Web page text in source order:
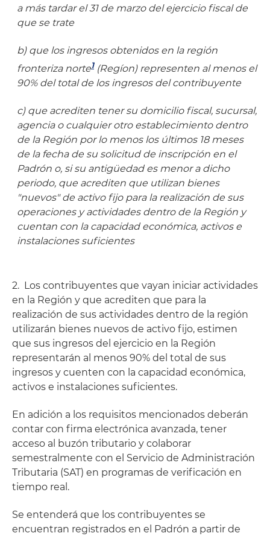
a más tardar el 31 de marzo del ejercicio fiscal de
que se trate
b) que los ingresos obtenidos en la región
fronteriza norte1(Regíon) representen al menos el
90% del total de los ingresos del contribuyente
c) que acrediten tener su domicilio fiscal, sucursal,
agencia o cualquier otro establecimiento dentro
de la Región por lo menos los últimos 18 meses
de la fecha de su solicitud de inscripción en el
Padrón o, si su antigüedad es menor a dicho
periodo, que acrediten que utilizan bienes
"nuevos" de activo fijo para la realización de sus
operaciones y actividades dentro de la Región y
cuentan con la capacidad económica, activos e
instalaciones suficientes
2. Los contribuyentes que vayan iniciar actividades
en la Región y que acrediten que para la
realización de sus actividades dentro de la región
utilizarán bienes nuevos de activo fijo, estimen
que sus ingresos del ejercicio en la Región
representarán al menos 90% del total de sus
ingresos y cuenten con la capacidad económica,
activos e instalaciones suficientes.
En adición a los requisitos mencionados deberán
contar con firma electrónica avanzada, tener
acceso al buzón tributario y colaborar
semestralmente con el Servicio de Administración
Tributaria (SAT) en programas de verificación en
tiempo real.
Se entenderá que los contribuyentes se
encuentran registrados en el Padrón a partir de